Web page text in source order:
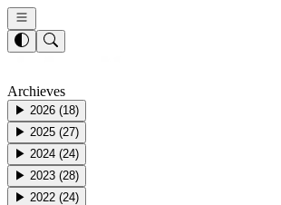
Archieves
▶ 2026 (18)
▶ 2025 (27)
▶ 2024 (24)
▶ 2023 (28)
▶ 2022 (24)